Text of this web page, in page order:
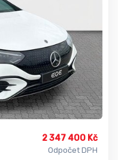
2 347 400 Kč
Odpočet DPH